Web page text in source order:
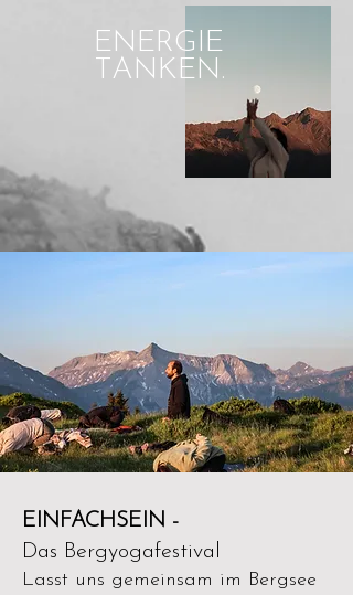
ENERGIE
TANKEN.
EINFACHSEIN -
Das Bergyogafestival
Lasst uns gemeinsam im Bergsee